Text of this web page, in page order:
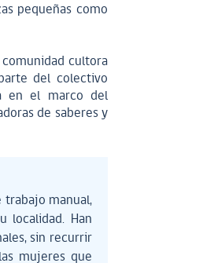
pequeñas como
cultora
del colectivo
en el marco del
de saberes y
trabajo manual,
localidad. Han
sin recurrir
mujeres que